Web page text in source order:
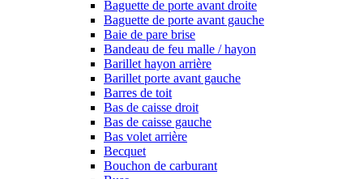
Baguette de porte avant droite
Baguette de porte avant gauche
Baie de pare brise
Bandeau de feu malle / hayon
Barillet hayon arrière
Barillet porte avant gauche
Barres de toit
Bas de caisse droit
Bas de caisse gauche
Bas volet arrière
Becquet
Bouchon de carburant